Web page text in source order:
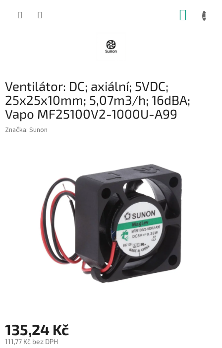
Ventilátor: DC; axiální; 5VDC;
25x25x10mm; 5,07m3/h; 16dBA;
Vapo MF25100V2-1000U-A99
Značka: Sunon
135,24 Kč
111,77 Kč bez DPH